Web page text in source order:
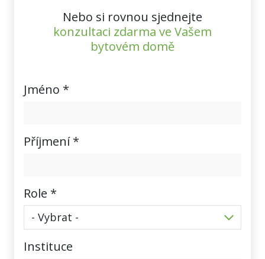
Nebo si rovnou sjednejte
konzultaci zdarma ve Vašem
bytovém domě
Jméno *
Příjmení *
Role *
Instituce